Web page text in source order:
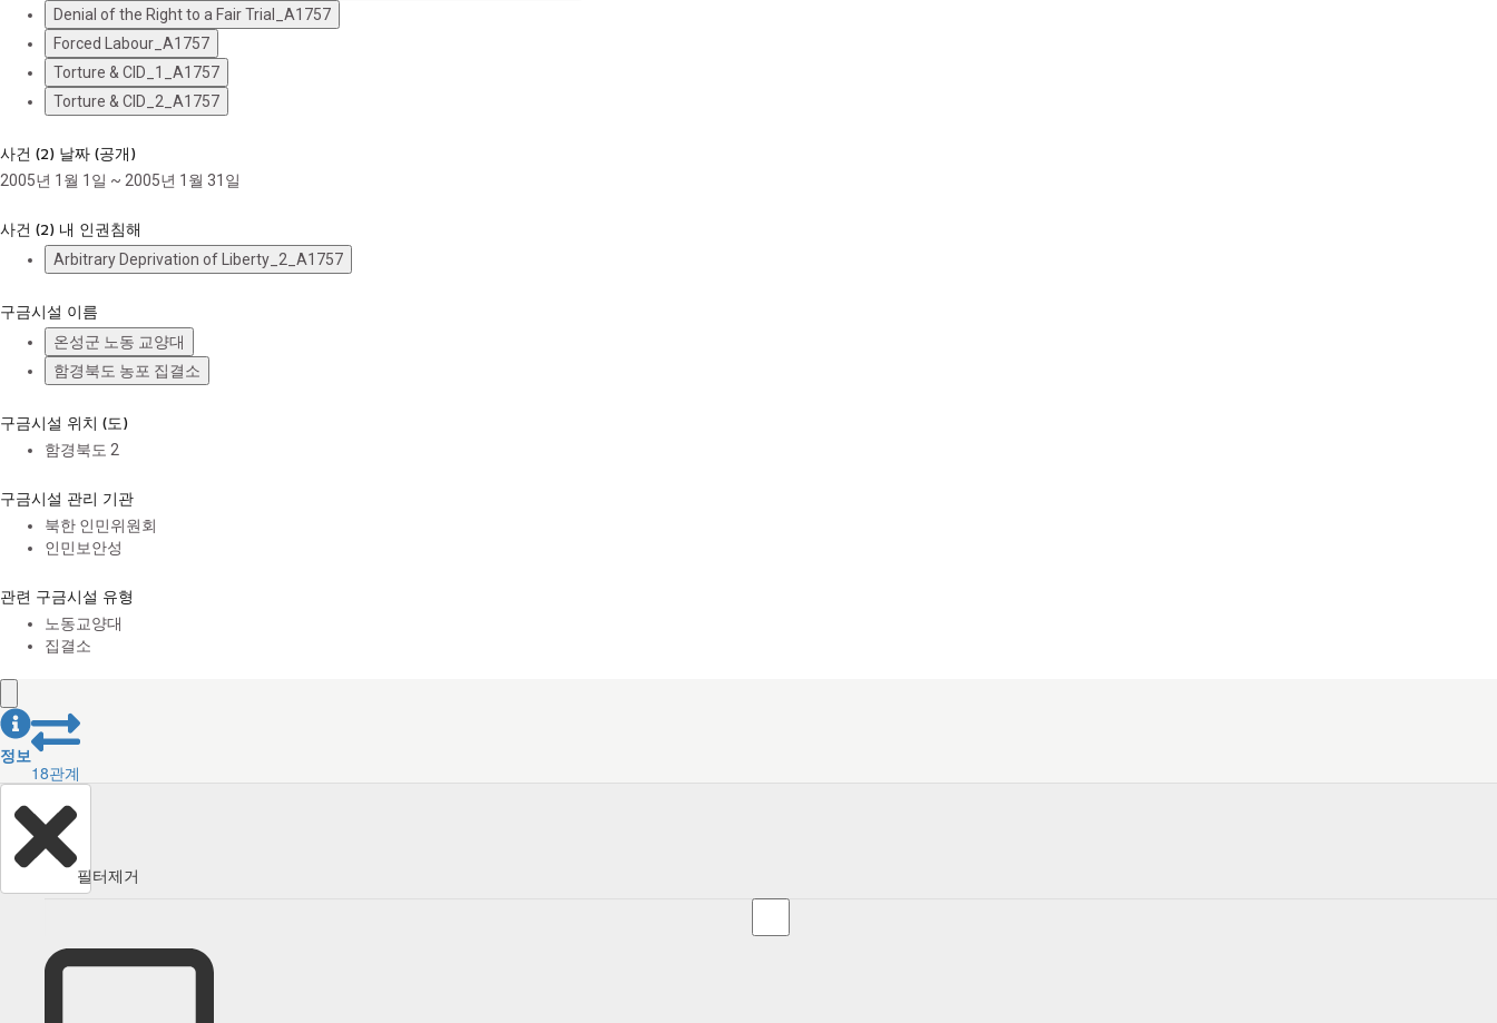
Denial of the Right to a Fair Trial_A1757
Forced Labour_A1757
Torture & CID_1_A1757
Torture & CID_2_A1757
사건 (2) 날짜 (공개)
2005년 1월 1일 ~ 2005년 1월 31일
사건 (2) 내 인권침해
Arbitrary Deprivation of Liberty_2_A1757
구금시설 이름
온성군 노동 교양대
함경북도 농포 집결소
구금시설 위치 (도)
함경북도 2
구금시설 관리 기관
북한 인민위원회
인민보안성
관련 구금시설 유형
노동교양대
집결소
정보
18관계
필터제거